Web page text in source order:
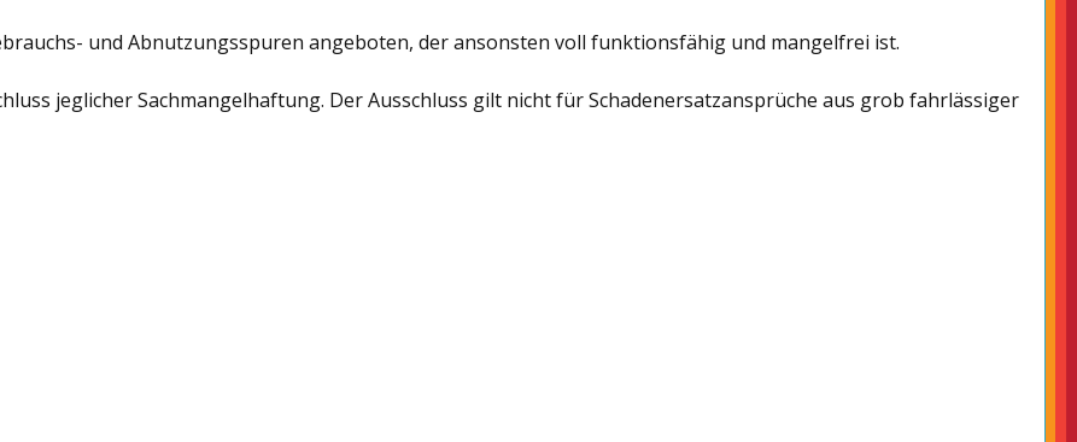
und Abnutzungsspuren angeboten, der ansonsten voll funktionsfähig und mangelfrei ist.
jeglicher Sachmangelhaftung. Der Ausschluss gilt nicht für Schadenersatzansprüche aus grob fahrlässiger